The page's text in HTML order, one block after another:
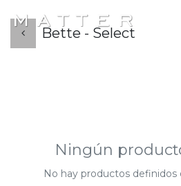
Bette - Select
Ningún
No hay productos definidos